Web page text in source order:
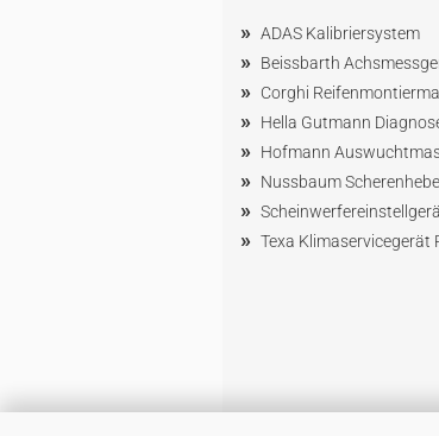
» ADAS Kalibriersystem
» Beissbarth
» Corghi
» Hella Gutmann
» Hofmann Ausw
» Nussbaum
»
» Texa Klimaservicegerät